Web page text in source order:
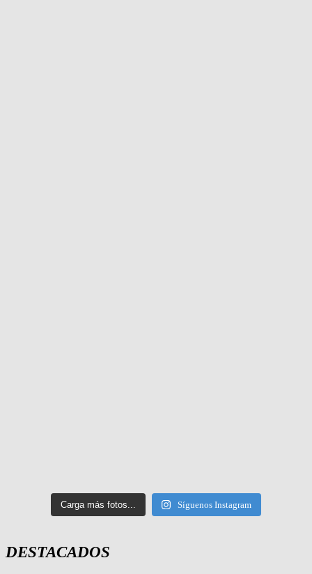
Carga más fotos... Síguenos Instagram
DESTACADOS